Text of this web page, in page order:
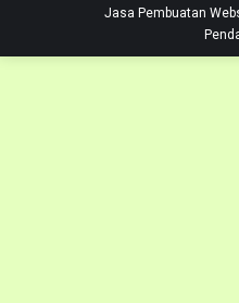
Jasa Pembuatan